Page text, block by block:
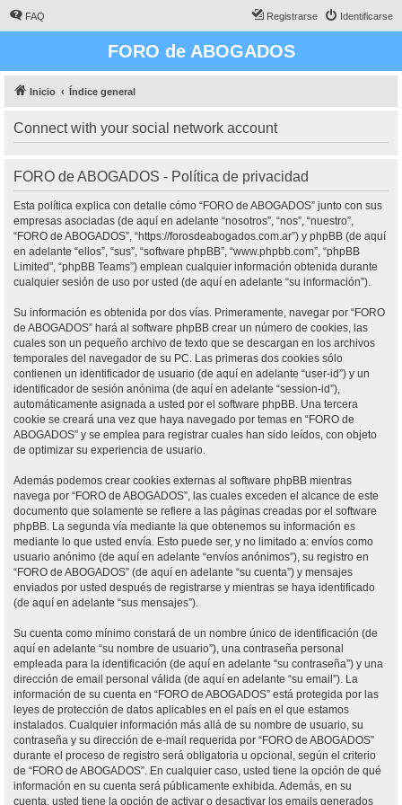
FAQ Identificarse
Registrarse
FORO de ABOGADOS
Inicio Índice general
Connect with your social network account
FORO de ABOGADOS - Política de privacidad
Esta política explica con detalle cómo “FORO de ABOGADOS” junto con sus
empresas asociadas (de aquí en adelante “nosotros”, “nos”, “nuestro”,
“FORO de ABOGADOS”, “https://forosdeabogados.com.ar”) y phpBB (de aquí
en adelante “ellos”, “sus”, “software phpBB”, “www.phpbb.com”, “phpBB
Limited”, “phpBB Teams”) emplean cualquier información obtenida durante
cualquier sesión de uso por usted (de aquí en adelante “su información”).
Su información es obtenida por dos vías. Primeramente, navegar por “FORO
de ABOGADOS” hará al software phpBB crear un número de cookies, las
cuales son un pequeño archivo de texto que se descargan en los archivos
temporales del navegador de su PC. Las primeras dos cookies sólo
contienen un identificador de usuario (de aquí en adelante “user-id”) y un
identificador de sesión anónima (de aquí en adelante “session-id”),
automáticamente asignada a usted por el software phpBB. Una tercera
cookie se creará una vez que haya navegado por temas en “FORO de
ABOGADOS” y se emplea para registrar cuales han sido leídos, con objeto
de optimizar su experiencia de usuario.
Además podemos crear cookies externas al software phpBB mientras
navega por “FORO de ABOGADOS”, las cuales exceden el alcance de este
documento que solamente se refiere a las páginas creadas por el software
phpBB. La segunda vía mediante la que obtenemos su información es
mediante lo que usted envía. Esto puede ser, y no limitado a: envíos como
usuario anónimo (de aquí en adelante “envíos anónimos”), su registro en
“FORO de ABOGADOS” (de aquí en adelante “su cuenta”) y mensajes
enviados por usted después de registrarse y mientras se haya identificado
(de aquí en adelante “sus mensajes”).
Su cuenta como mínimo constará de un nombre único de identificación (de
aquí en adelante “su nombre de usuario”), una contraseña personal
empleada para la identificación (de aquí en adelante “su contraseña”) y una
dirección de email personal válida (de aquí en adelante “su email”). La
información de su cuenta en “FORO de ABOGADOS” está protegida por las
leyes de protección de datos aplicables en el país en el que estamos
instalados. Cualquier información más allá de su nombre de usuario, su
contraseña y su dirección de e-mail requerida por “FORO de ABOGADOS”
durante el proceso de registro será obligatoria u opcional, según el criterio
de “FORO de ABOGADOS”. En cualquier caso, usted tiene la opción de qué
información en su cuenta será públicamente exhibida. Además, en su
cuenta, usted tiene la opción de activar o desactivar los emails generados